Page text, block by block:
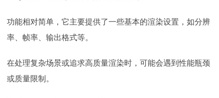
功能相对简单，它主要提供了一些基本的渲染设置，如分辨
率、帧率、输出格式等。
在处理复杂场景或追求高质量渲染时，可能会遇到性能瓶颈
或质量限制。